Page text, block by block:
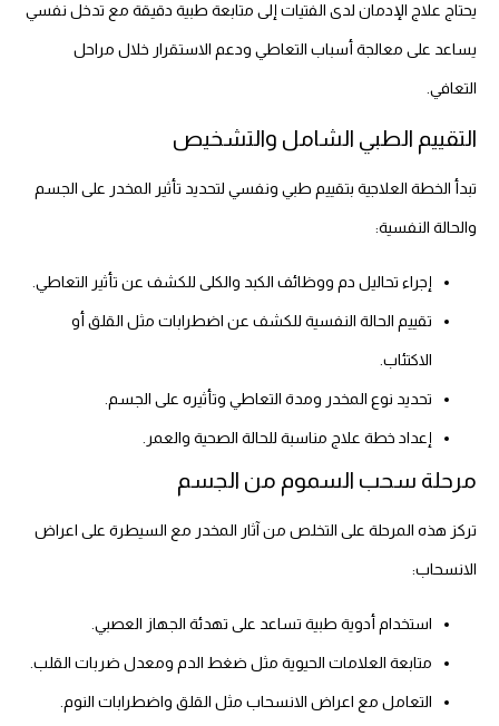
يحتاج علاج الإدمان لدى الفتيات إلى متابعة طبية دقيقة مع تدخل نفسي
يساعد على معالجة أسباب التعاطي ودعم الاستقرار خلال مراحل
التعافي.
التقييم الطبي الشامل والتشخيص
تبدأ الخطة العلاجية بتقييم طبي ونفسي لتحديد تأثير المخدر على الجسم
والحالة النفسية:
إجراء تحاليل دم ووظائف الكبد والكلى للكشف عن تأثير التعاطي.
تقييم الحالة النفسية للكشف عن اضطرابات مثل القلق أو
الاكتئاب.
تحديد نوع المخدر ومدة التعاطي وتأثيره على الجسم.
إعداد خطة علاج مناسبة للحالة الصحية والعمر.
مرحلة سحب السموم من الجسم
تركز هذه المرحلة على التخلص من آثار المخدر مع السيطرة على اعراض
الانسحاب:
استخدام أدوية طبية تساعد على تهدئة الجهاز العصبي.
متابعة العلامات الحيوية مثل ضغط الدم ومعدل ضربات القلب.
التعامل مع اعراض الانسحاب مثل القلق واضطرابات النوم.